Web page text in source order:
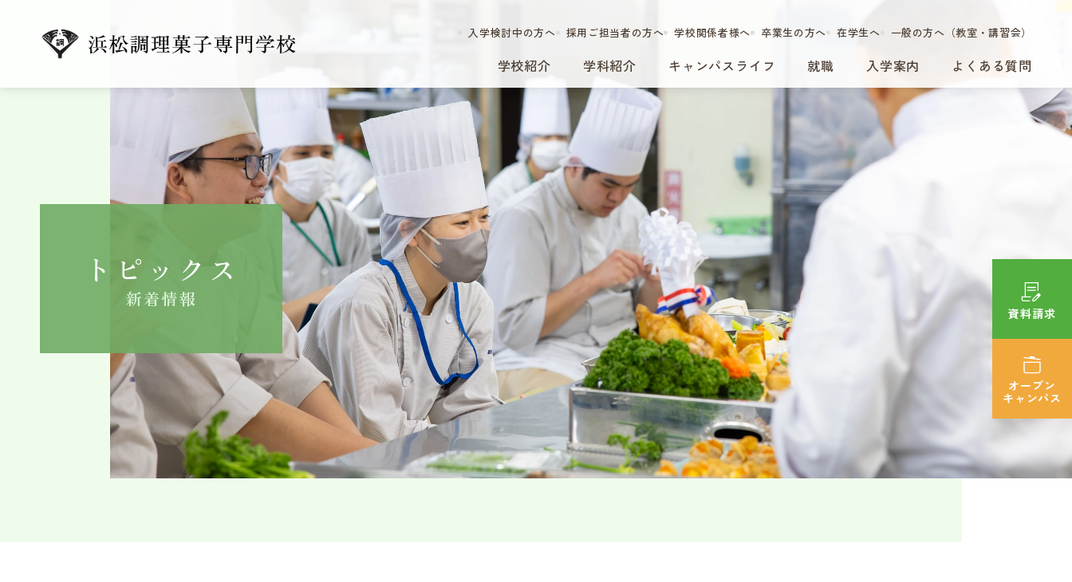
学校紹介 学科紹介 キャンパスライフ 就職 入学案内 よくある質問
入学検討中の方へ 採用ご担当者の方へ 学校関係者様へ 卒業生の方へ 在学生へ 一般の方へ（教室・講習会）
トピックス
新着情報
資料請求
オープン
キャンパス